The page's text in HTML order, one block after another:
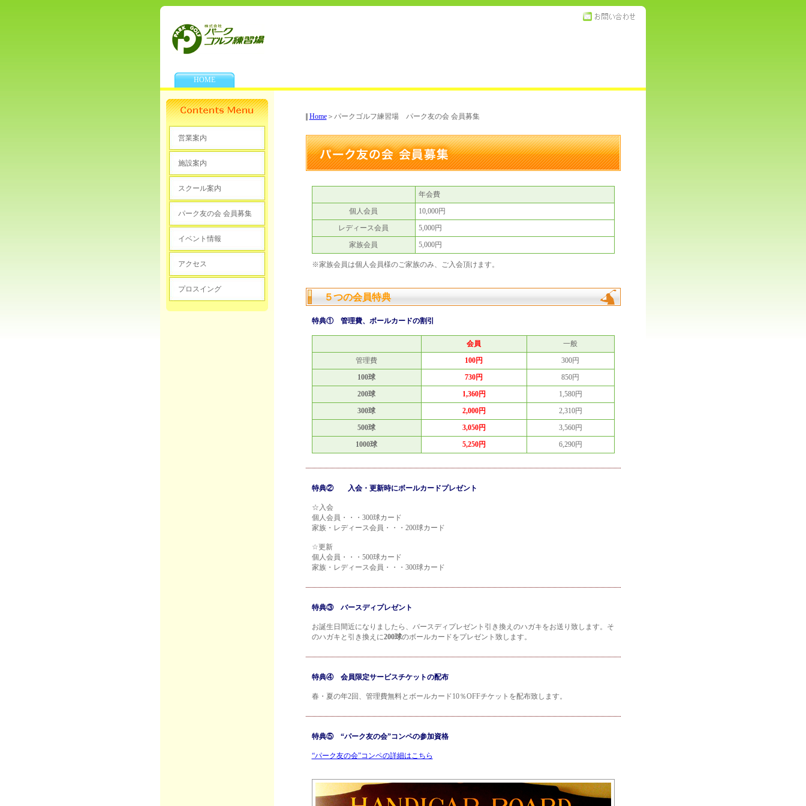
HOME
営業案内
施設案内
スクール案内
パーク友の会 会員募集
イベント情報
アクセス
プロスイング
Home＞パークゴルフ練習場 パーク友の会 会員募集
年会費
個人会員
10,000円
レディース会員
5,000円
家族会員
5,000円
※家族会員は個人会員様のご家族のみ、ご入会頂けます。
５つの会員特典
特典① 管理費、ボールカードの割引
会員
一般
管理費
100円
300円
100球
730円
850円
200球
1,360円
1,580円
300球
2,000円
2,310円
500球
3,050円
3,560円
1000球
5,250円 6,290円
特典② 入会・更新時にボールカードプレゼント
☆入会
個人会員・・・300球カード
家族・レディース会員・・・200球カード
☆更新
個人会員・・・500球カード
家族・レディース会員・・・300球カード
特典③ バースディプレゼント
お誕生日間近になりましたら、バースディプレゼント引き換えのハガキをお送り致します。そ
のハガキと引き換えに200球のボールカードをプレゼント致します。
特典④ 会員限定サービスチケットの配布
春・夏の年2回、管理費無料とボールカード10％OFFチケットを配布致します。
特典⑤ “パーク友の会”コンペの参加資格
“パーク友の会”コンペの詳細はこちら